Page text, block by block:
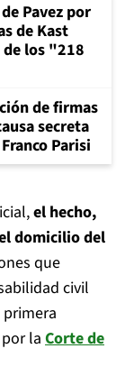
Pavez por
de Kast
los "218
de firmas
secreta
Parisi
el hecho,
domicilio del
que
civil
la Corte de